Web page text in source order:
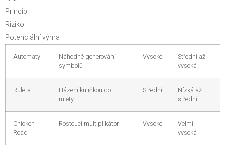
Princip
Riziko
Potenciální výhra
Automaty
Náhodné generování
symbolů
Vysoké
Střední až
vysoká
Ruleta
Házení kuličkou do
rulety
Střední
Nízká až
střední
Chicken
Road
Rostoucí multiplikátor Vysoké
Velmi
vysoká